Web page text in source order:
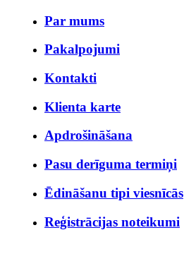
Par mums
Рakalpojumi
Kontakti
Klienta karte
Apdrošināšana
Pasu derīguma termiņi
Ēdināšanu tipi viesnīcās
Reģistrācijas noteikumi